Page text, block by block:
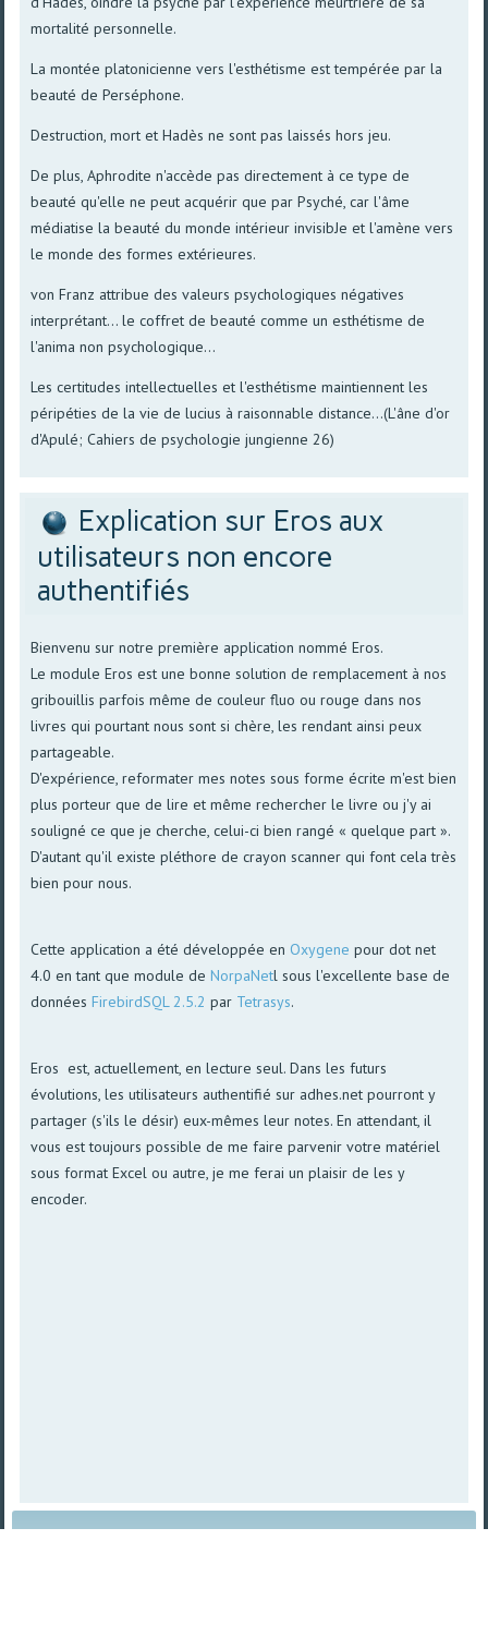
mortalité personnelle.
La montée platonicienne vers l'esthétisme est tempérée par la
beauté de Perséphone.
Destruction, mort et Hadès ne sont pas laissés hors jeu.
De plus, Aphrodite n'accède pas directement à ce type de
beauté qu'elle ne peut acquérir que par Psyché, car l'âme
médiatise la beauté du monde intérieur invisibJe et l'amène vers
le monde des formes extérieures.
von Franz attribue des valeurs psychologiques négatives
interprétant... le coffret de beauté comme un esthétisme de
l'anima non psychologique...
Les certitudes intellectuelles et l'esthétisme maintiennent les
péripéties de la vie de lucius à raisonnable distance...(L'âne d'or
d'Apulé; Cahiers de psychologie jungienne 26)
Explication sur Eros aux
utilisateurs non encore
authentifiés
Bienvenu sur notre première application nommé Eros.
Le module Eros est une bonne solution de remplacement à nos
gribouillis parfois même de couleur fluo ou rouge dans nos
livres qui pourtant nous sont si chère, les rendant ainsi peux
partageable.
D'expérience, reformater mes notes sous forme écrite m'est bien
plus porteur que de lire et même rechercher le livre ou j'y ai
souligné ce que je cherche, celui-ci bien rangé « quelque part ».
D'autant qu'il existe pléthore de crayon scanner qui font cela très
bien pour nous.
Cette application a été développée en Oxygene pour dot net
4.0 en tant que module deNorpaNetl sous l'excellente base de
donnéesFirebirdSQL 2.5.2 par Tetrasys.
Eros est, actuellement, en lecture seul. Dans les futurs
évolutions, les utilisateurs authentifié sur adhes.net pourront y
partager (s'ils le désir) eux-mêmes leur notes. En attendant, il
vous est toujours possible de me faire parvenir votre matériel
sous format Excel ou autre, je me ferai un plaisir de les y
encoder.